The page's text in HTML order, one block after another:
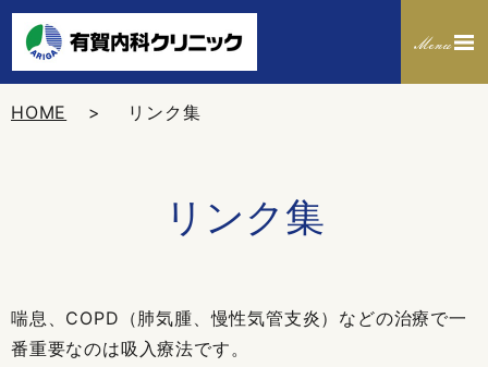
HOME リンク集
リンク集
喘息、COPD（肺気腫、慢性気管支炎）などの治療で一
番重要なのは吸入療法です。